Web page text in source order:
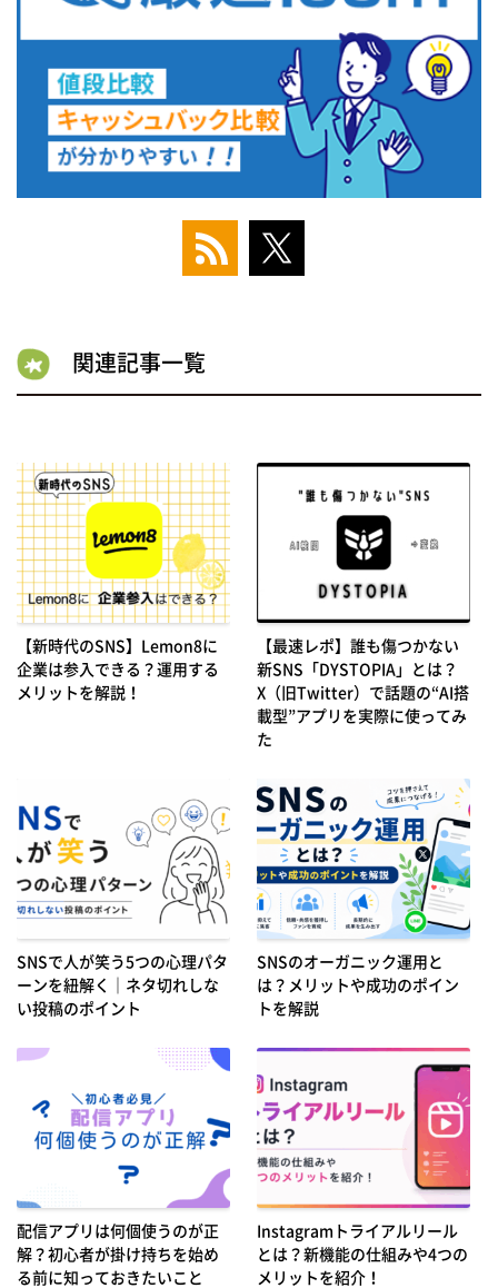
関連記事一覧
【新時代のSNS】Lemon8に
企業は参入できる？運用する
メリットを解説！
【最速レポ】誰も傷つかない
新SNS「DYSTOPIA」とは？
X（旧Twitter）で話題の“AI搭
載型”アプリを実際に使ってみ
た
SNSで人が笑う5つの心理パタ
ーンを紐解く｜ネタ切れしな
い投稿のポイント
SNSのオーガニック運用と
は？メリットや成功のポイン
トを解説
配信アプリは何個使うのが正
解？初心者が掛け持ちを始め
る前に知っておきたいこと
Instagramトライアルリール
とは？新機能の仕組みや4つの
メリットを紹介！